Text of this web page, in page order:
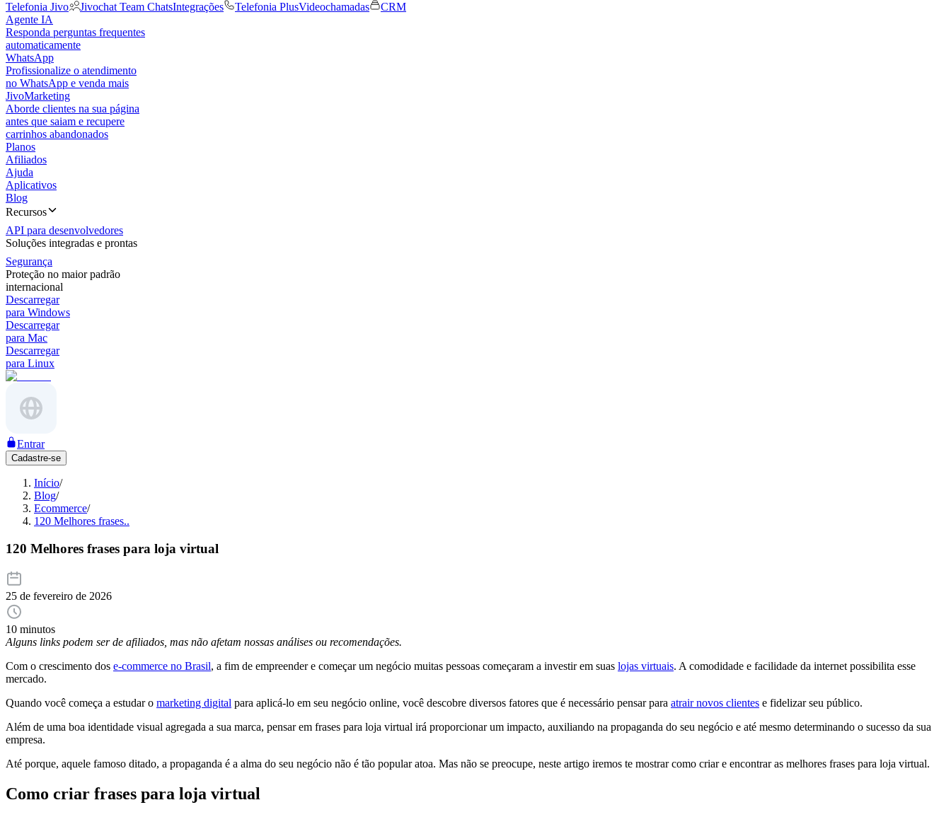
Telefonia Jivo
Jivochat Team ChatsIntegrações Telefonia PlusVideochamadas
CRM
Agente IA
Responda perguntas frequentes
automaticamente
WhatsApp
Profissionalize o atendimento
no WhatsApp e venda mais
JivoMarketing
Aborde clientes na sua página
antes que saiam e recupere
carrinhos abandonados
Planos
Afiliados
Ajuda
Aplicativos
Blog
Recursos
API para desenvolvedores
Soluções integradas e prontas
Segurança
Proteção no maior padrão
internacional
Descarregar
para Windows
Descarregar
para Mac
Descarregar
para Linux
Entrar
Cadastre-se
Início/
Blog/
Ecommerce/
120 Melhores frases..
120 Melhores frases para loja virtual
25 de fevereiro de 2026
10 minutos
Alguns links podem ser de afiliados, mas não afetam nossas análises ou recomendações.
Com o crescimento dos e-commerce no Brasil, a fim de empreender e começar um negócio muitas pessoas começaram a investir em suas lojas virtuais. A comodidade e facilidade da internet possibilita esse
mercado.
Quando você começa a estudar o marketing digital para aplicá-lo em seu negócio online, você descobre diversos fatores que é necessário pensar para atrair novos clientes e fidelizar seu público.
Além de uma boa identidade visual agregada a sua marca, pensar em frases para loja virtual irá proporcionar um impacto, auxiliando na propaganda do seu negócio e até mesmo determinando o sucesso da sua
empresa.
Até porque, aquele famoso ditado, a propaganda é a alma do seu negócio não é tão popular atoa. Mas não se preocupe, neste artigo iremos te mostrar como criar e encontrar as melhores frases para loja virtual.
Como criar frases para loja virtual